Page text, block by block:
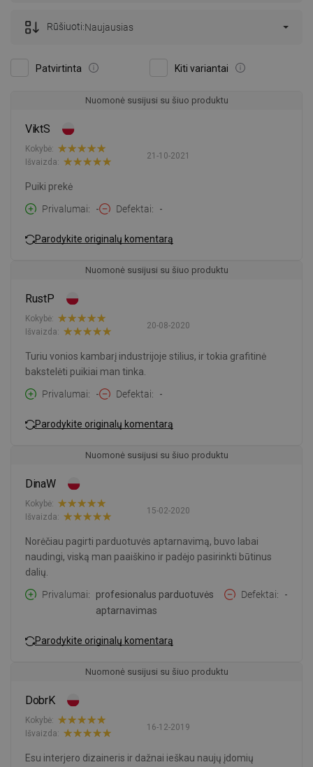
Patvirtinta Kiti variantai
Rūšiuoti:Naujausias
Nuomonė susijusi su šiuo produktu
ViktS
21-10-2021
Kokybė:
Išvaizda:
Puiki prekė
Privalumai
- Defektai -
Parodykite originalų komentarą
Nuomonė susijusi su šiuo produktu
RustP
20-08-2020
Kokybė:
Išvaizda:
Turiu vonios kambarį industrijoje stilius, ir tokia grafitinė
bakstelėti puikiai man tinka.
Privalumai
- Defektai -
Parodykite originalų komentarą
Nuomonė susijusi su šiuo produktu
DinaW
15-02-2020
Kokybė:
Išvaizda:
Norėčiau pagirti parduotuvės aptarnavimą, buvo labai
naudingi, viską man paaiškino ir padėjo pasirinkti būtinus
dalių.
Privalumai
profesionalus parduotuvės
aptarnavimas
Defektai -
Parodykite originalų komentarą
Nuomonė susijusi su šiuo produktu
DobrK
16-12-2019
Kokybė:
Išvaizda:
Esu interjero dizaineris ir dažnai ieškau naujų įdomių